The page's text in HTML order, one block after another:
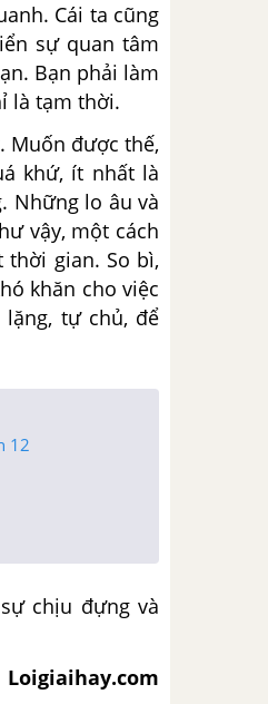
Cái ta cũng
sự quan tâm
Bạn phải làm
là tạm thời.
Muốn được thế,
khứ, ít nhất là
Những lo âu và
vậy, một cách
gian. So bì,
khăn cho việc
tự chủ, để
12
chịu đựng và
Loigiaihay.com